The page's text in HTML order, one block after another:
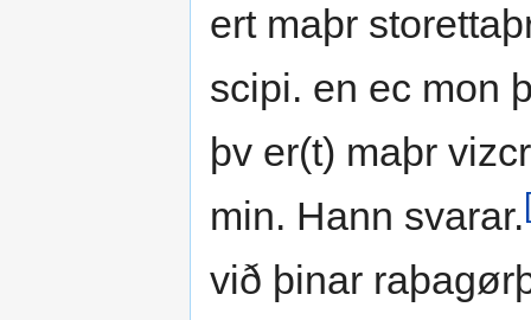
ert maþr
scipi. en ec mon
þv er(t) maþr
min. Hann svarar.
við þinar